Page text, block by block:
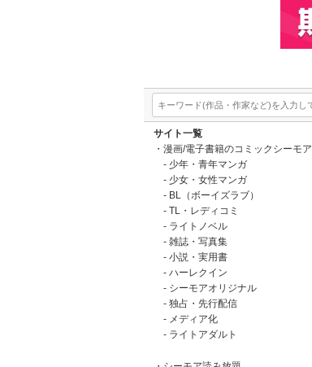
サイト一覧
漫画/電子書籍のコミックシーモア
少年・青年マンガ
少女・女性マンガ
BL（ボーイズラブ）
TL・レディコミ
ライトノベル
雑誌・写真集
小説・実用書
ハーレクイン
シーモアオリジナル
独占・先行配信
メディア化
ライトアダルト